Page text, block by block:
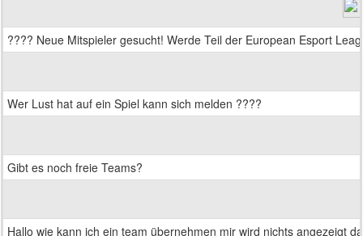
???? Neue Mitspieler gesucht! Werde Teil der European Esport
Wer Lust hat auf ein Spiel kann sich melden ????
Gibt es noch freie Teams?
Hallo wie kann ich ein team übernehmen mir wird nichts angezeigt